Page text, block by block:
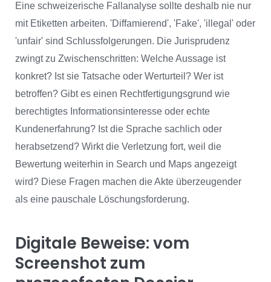
Eine schweizerische Fallanalyse sollte deshalb nie nur
mit Etiketten arbeiten. 'Diffamierend', 'Fake', 'illegal' oder
'unfair' sind Schlussfolgerungen. Die Jurisprudenz
zwingt zu Zwischenschritten: Welche Aussage ist
konkret? Ist sie Tatsache oder Werturteil? Wer ist
betroffen? Gibt es einen Rechtfertigungsgrund wie
berechtigtes Informationsinteresse oder echte
Kundenerfahrung? Ist die Sprache sachlich oder
herabsetzend? Wirkt die Verletzung fort, weil die
Bewertung weiterhin in Search und Maps angezeigt
wird? Diese Fragen machen die Akte überzeugender
als eine pauschale Löschungsforderung.
Digitale Beweise: vom
Screenshot zum